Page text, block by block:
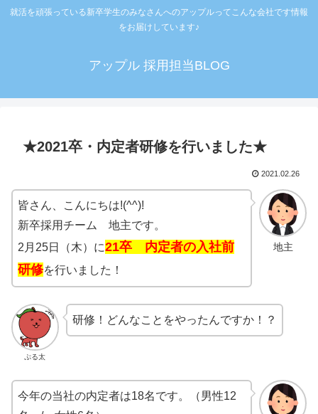
就活を頑張っている新卒学生のみなさんへのアップルってこんな会社です情報
をお届けしています♪
アップル 採用担当BLOG
★2021卒・内定者研修を行いました★
2021.02.26
地主
皆さん、こんにちは!(^^)!
新卒採用チーム 地主です。
2月25日（木）に21卒 内定者の入社前
研修を行いました！
ぷる太
研修！どんなことをやったんですか！？
今年の当社の内定者は18名です。（男性12